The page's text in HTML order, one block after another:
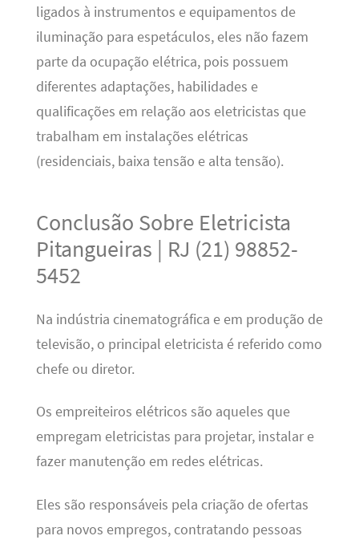
ligados à instrumentos e equipamentos de
iluminação para espetáculos, eles não fazem
parte da ocupação elétrica, pois possuem
diferentes adaptações, habilidades e
qualificações em relação aos eletricistas que
trabalham em instalações elétricas
(residenciais, baixa tensão e alta tensão).
Conclusão Sobre Eletricista
Pitangueiras | RJ (21) 98852-
5452
Na indústria cinematográfica e em produção de
televisão, o principal eletricista é referido como
chefe ou diretor.
Os empreiteiros elétricos são aqueles que
empregam eletricistas para projetar, instalar e
fazer manutenção em redes elétricas.
Eles são responsáveis pela criação de ofertas
para novos empregos, contratando pessoas